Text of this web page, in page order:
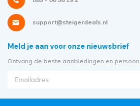
support@steigerdeals.nl
Meld je aan voor onze nieuwsbrief
Ontvang de beste aanbiedingen en